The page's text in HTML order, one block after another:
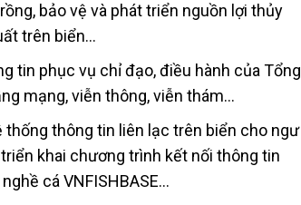
bảo vệ và phát triển nguồn lợi thủy
trên biển…
tin phục vụ chỉ đạo, điều hành của Tổng
mạng, viễn thông, viễn thám…
thông tin liên lạc trên biển cho ngư
khai chương trình kết nối thông tin
cá VNFISHBASE…